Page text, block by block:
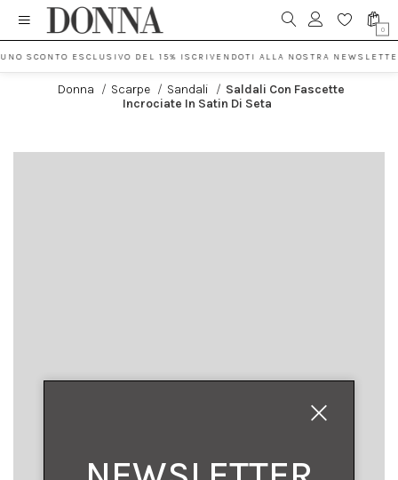
0
SCONTO ESCLUSIVO DEL 15% ISCRIVENDOTI ALLA NOSTRA
Donna / Scarpe / Sandali / Saldali Con Fascette
Incrociate In Satin Di Seta